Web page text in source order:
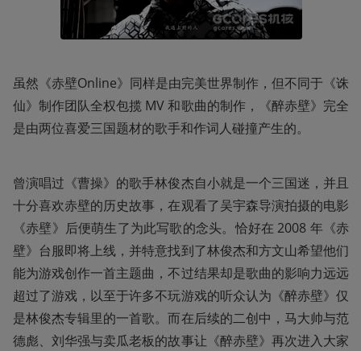
虽然《赤壁Online》同样是由完美世界制作，但不同于《诛
仙》制作团队全权包揽 MV 和歌曲的制作，《醉赤壁》完全
是由两位喜爱三国题材的歌手和作词人碰撞产生的。
曾演唱过《曹操》的歌手林俊杰自小就是一个三国迷，并且
十分喜欢赤壁的历史故事，在观看了吴宇森导演拍摄的电影
《赤壁》后便萌生了为此写歌的念头。恰好在 2008 年《赤
壁》台服即将上线，并特意找到了林俊杰和方文山希望他们
能为游戏创作一首主题曲，不过结果却是歌曲的影响力远远
超过了游戏，以至于许多不玩游戏的听众认为《醉赤壁》仅
是林俊杰专辑里的一首歌。而在后续的二创中，马大帅与范
德彪、刘华强与卖瓜老板的故事让《醉赤壁》再次进入大家